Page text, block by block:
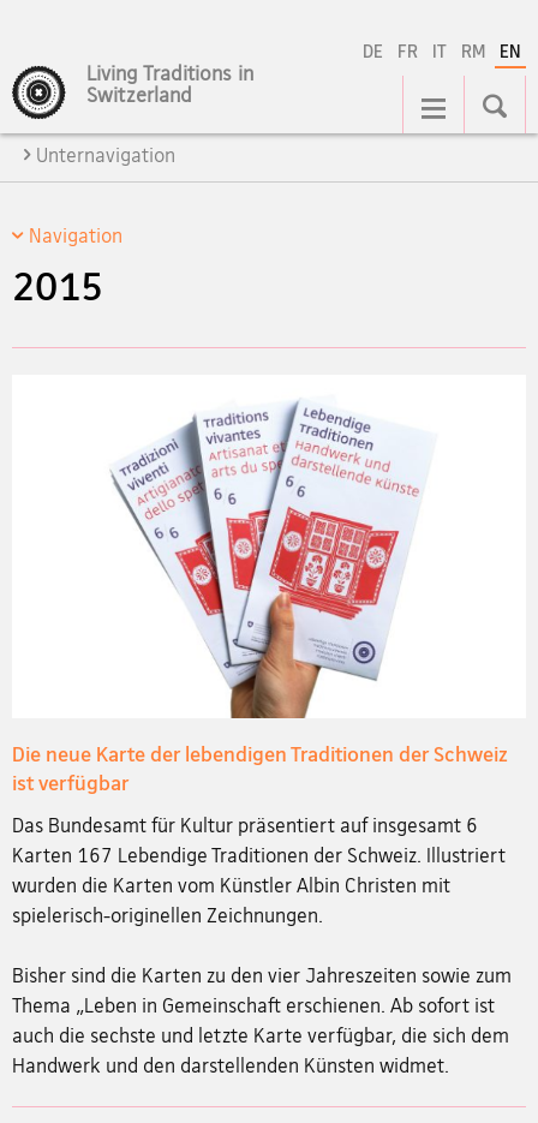
DE FR IT RM EN
Living Traditions in
Switzerland
Main
Navigation
Unternavigation
Navigation
2015
Die neue Karte der lebendigen Traditionen der Schweiz
ist verfügbar
Das Bundesamt für Kultur präsentiert auf insgesamt 6
Karten 167 Lebendige Traditionen der Schweiz. Illustriert
wurden die Karten vom Künstler Albin Christen mit
spielerisch-originellen Zeichnungen.
Bisher sind die Karten zu den vier Jahreszeiten sowie zum
Thema „Leben in Gemeinschaft erschienen. Ab sofort ist
auch die sechste und letzte Karte verfügbar, die sich dem
Handwerk und den darstellenden Künsten widmet.